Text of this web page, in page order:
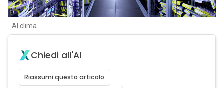
AI clima
Chiedi all'AI
Riassumi questo articolo